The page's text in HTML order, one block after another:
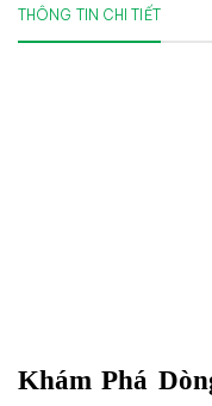
THÔNG TIN CHI TIẾT
Khám Phá